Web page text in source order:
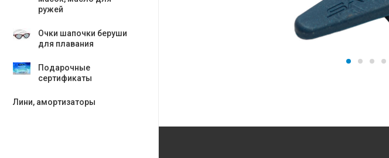
ружей
Очки шапочки беруши
для плавания
Подарочные
сертификаты
Лини, амортизаторы